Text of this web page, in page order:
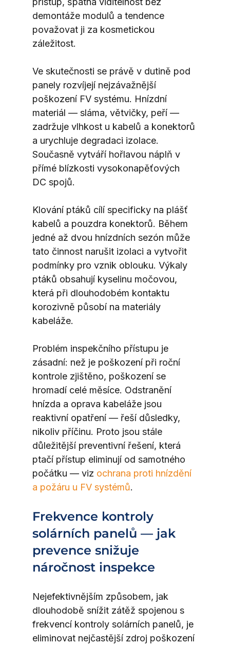
demontáže modulů a tendence
považovat ji za kosmetickou
záležitost.
Ve skutečnosti se právě v dutině pod
panely rozvíjejí nejzávažnější
poškození FV systému. Hnízdní
materiál — sláma, větvičky, peří —
zadržuje vlhkost u kabelů a konektorů
a urychluje degradaci izolace.
Současně vytváří hořlavou náplň v
přímé blízkosti vysokonapěťových
DC spojů.
Klování ptáků cílí specificky na plášť
kabelů a pouzdra konektorů. Během
jedné až dvou hnízdních sezón může
tato činnost narušit izolaci a vytvořit
podmínky pro vznik oblouku. Výkaly
ptáků obsahují kyselinu močovou,
která při dlouhodobém kontaktu
korozivně působí na materiály
kabeláže.
Problém inspekčního přístupu je
zásadní: než je poškození při roční
kontrole zjištěno, poškození se
hromadí celé měsíce. Odstranění
hnízda a oprava kabeláže jsou
reaktivní opatření — řeší důsledky,
nikoliv příčinu. Proto jsou stále
důležitější preventivní řešení, která
ptačí přístup eliminují od samotného
počátku — viz ochrana proti hnízdění
a požáru u FV systémů.
Frekvence kontroly
solárních panelů — jak
prevence snižuje
náročnost inspekce
Nejefektivnějším způsobem, jak
dlouhodobě snížit zátěž spojenou s
frekvencí kontroly solárních panelů, je
eliminovat nejčastější zdroj poškození